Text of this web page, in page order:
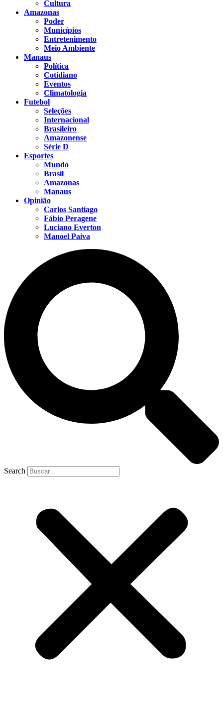
Cultura
Amazonas
Poder
Municípios
Entretenimento
Meio Ambiente
Manaus
Política
Cotidiano
Eventos
Climatologia
Futebol
Seleções
Internacional
Brasileiro
Amazonense
Série D
Esportes
Mundo
Brasil
Amazonas
Manaus
Opinião
Carlos Santiago
Fábio Peragene
Luciano Everton
Manoel Paiva
Search